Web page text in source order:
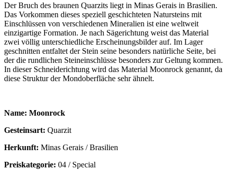
Der Bruch des braunen Quarzits liegt in Minas Gerais in Brasilien.
Das Vorkommen dieses speziell geschichteten Natursteins mit
Einschlüssen von verschiedenen Mineralien ist eine weltweit
einzigartige Formation. Je nach Sägerichtung weist das Material
zwei völlig unterschiedliche Erscheinungsbilder auf. Im Lager
geschnitten entfaltet der Stein seine besonders natürliche Seite, bei
der die rundlichen Steineinschlüsse besonders zur Geltung kommen.
In dieser Schneiderichtung wird das Material Moonrock genannt, da
diese Struktur der Mondoberfläche sehr ähnelt.
Name: Moonrock
Gesteinsart: Quarzit
Herkunft: Minas Gerais / Brasilien
Preiskategorie: 04 / Special